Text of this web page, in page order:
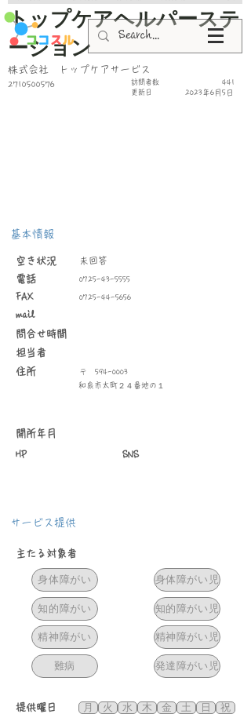
トップケアヘルパーステ
ーション
株式会社 トップケアサービス
2710500576
更新日 2023年6月5日
​訪問者数 441
基本情報
空き状況 未回答
​電話 0725-43-5555
FAX 0725-44-5656
mail
問合せ時間
​担当者
住所
594-0003
〒
和泉市太町２４番地の１
​開所年月
HP SNS
サービス提供
主たる対象者
身体障がい
知的障がい
精神障がい
難病
身体障がい児
知的障がい児
精神障がい児
発達障がい児
​提供曜日 月 火 水 木 金 土 日 祝